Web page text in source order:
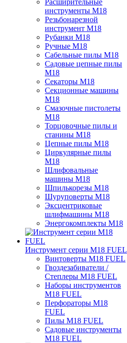
Расширительные
инструменты M18
Резьбонарезной
инструмент M18
Рубанки M18
Ручные M18
Сабельные пилы M18
Садовые цепные пилы
M18
Секаторы M18
Секционные машины
M18
Смазочные пистолеты
M18
Торцовочные пилы и
станины M18
Цепные пилы M18
Циркулярные пилы
M18
Шлифовальные
машины M18
Шпилькорезы M18
Шуруповерты M18
Эксцентриковые
шлифмашины M18
Энергокомплекты M18
Инструмент серии M18 FUEL
Винтоверты M18 FUEL
Гвоздезабиватели /
Степлеры M18 FUEL
Наборы инструментов
M18 FUEL
Перфораторы M18
FUEL
Пилы M18 FUEL
Садовые инструменты
M18 FUEL